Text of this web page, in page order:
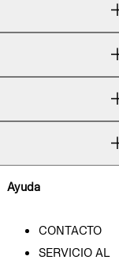
Ayuda
CONTACTO
SERVICIO AL